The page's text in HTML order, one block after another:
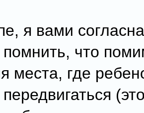
я вами
что
места, где